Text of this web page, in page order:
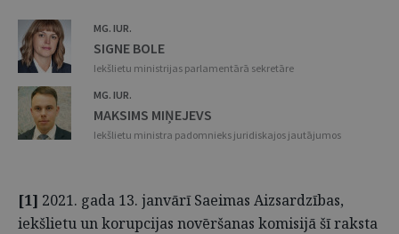
MG. IUR.
SIGNE BOLE
Iekšlietu ministrijas parlamentārā sekretāre
MG. IUR.
MAKSIMS MIŅEJEVS
Iekšlietu ministra padomnieks juridiskajos jautājumos
[1] 2021. gada 13. janvārī Saeimas Aizsardzības,
iekšlietu un korupcijas novēršanas komisijā šī raksta